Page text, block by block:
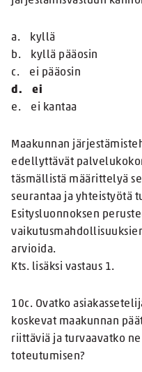
a. kyllä
b. kyllä pääosin
c. ei pääosin
d. ei
e. ei kantaa
Maakunnan
edellyttävät
täsmällistä määrittelyä
seurantaa ja yhteistyötä
Esitysluonnoksen
arvioida.
Kts. lisäksi vastaus 1.
10c. Ovatko
koskevat maakunnan
riittäviä ja turvaavatko
toteutumisen?